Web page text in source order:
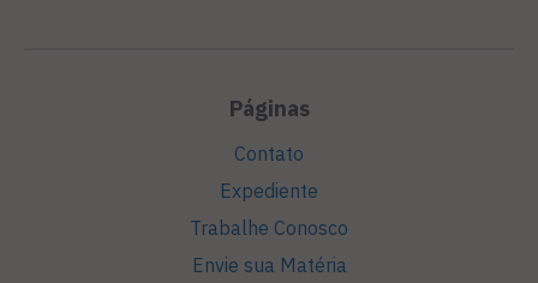
Páginas
Contato
Expediente
Trabalhe Conosco
Envie sua Matéria